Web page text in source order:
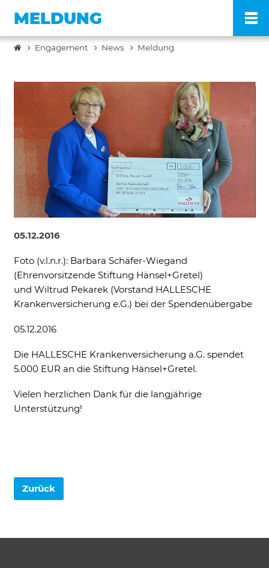
MELDUNG
Engagement News Meldung
05.12.2016
Foto (v.l.n.r.): Barbara Schäfer-Wiegand
(Ehrenvorsitzende Stiftung Hänsel+Gretel)
und Wiltrud Pekarek (Vorstand HALLESCHE
Krankenversicherung e.G.) bei der Spendenübergabe
05.12.2016
Die HALLESCHE Krankenversicherung a.G. spendet
5.000 EUR an die Stiftung Hänsel+Gretel.
Vielen herzlichen Dank für die langjährige
Unterstützung!
Zurück
Notwendig
Website benötigt und helfen dabei, unsere
Website nutzbar zu machen sowie Zugriffe
ermöglichen.
Cookie Informationen anzeigen
External Content
Includes resources that make external
content available on the website. Such as